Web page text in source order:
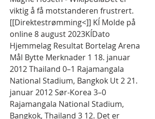
viktig å få motstanderen frustrert.
[[Direktestrømming<]] KÍ Molde på
online 8 august 2023KÍDato
Hjemmelag Resultat Bortelag Arena
Mål Bytte Merknader 1 18. januar
2012 Thailand 0–1 Rajamangala
National Stadium, Bangkok Ut 2 21.
januar 2012 Sør-Korea 3–0
Rajamangala National Stadium,
Bangkok, Thailand 3 12. Det er